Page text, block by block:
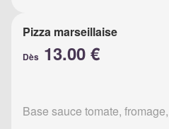
Pizza marseillaise
Dès 13.00 €
Base sauce tomate,